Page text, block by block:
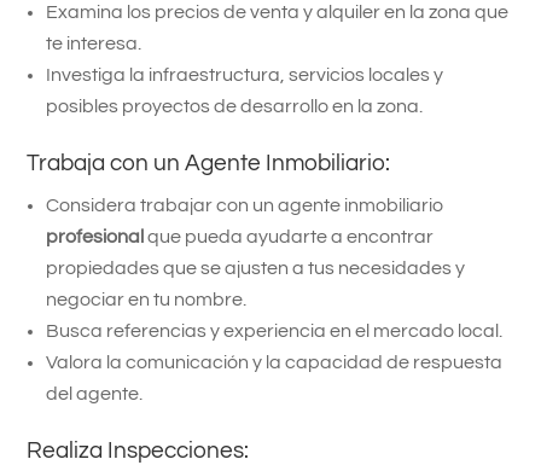
Examina los precios de venta y alquiler en la zona que
te interesa.
Investiga la infraestructura, servicios locales y
posibles proyectos de desarrollo en la zona.
Trabaja con un Agente Inmobiliario:
Considera trabajar con un agente inmobiliario
profesional que pueda ayudarte a encontrar
propiedades que se ajusten a tus necesidades y
negociar en tu nombre.
Busca referencias y experiencia en el mercado local.
Valora la comunicación y la capacidad de respuesta
del agente.
Realiza Inspecciones: